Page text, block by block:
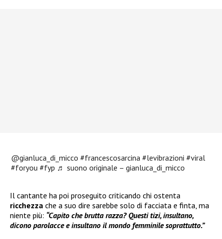
@gianluca_di_micco #francescosarcina #levibrazioni #viral
#foryou #fyp ♬ suono originale – gianluca_di_micco
Il cantante ha poi proseguito criticando chi ostenta
ricchezza che a suo dire sarebbe solo di facciata e finta, ma
niente più: “Capito che brutta razza? Questi tizi, insultano,
dicono parolacce e insultano il mondo femminile soprattutto.”